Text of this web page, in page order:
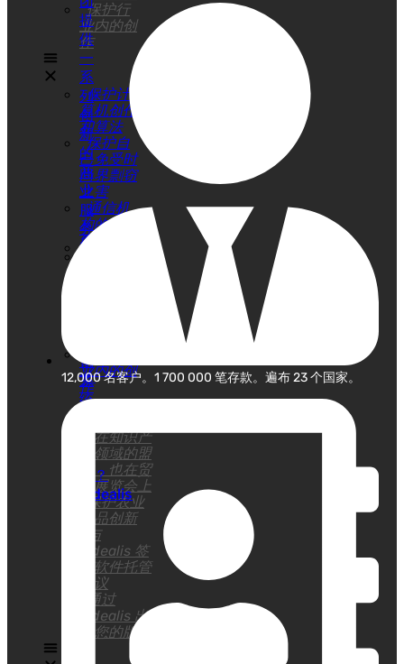
保护行
业内的创
作
保护计
算机创作
和算法
保护自
己免受时
尚界剽窃
之害
通信机
构的仓库
解决方案
业内的创
作
您在知识产
权领域的盟
友，也在贸
易展览会上
保护农业
食品创新
与
Fidealis 签
订软件托管
协议
通过
Fidealis 出
售您的版权
提
供
一
系
列
创
新
的
商
业
服
务
我
记
系
统
谁？
Fidealis
12,000 名客户。1 700 000 笔存款。遍布 23 个国家。